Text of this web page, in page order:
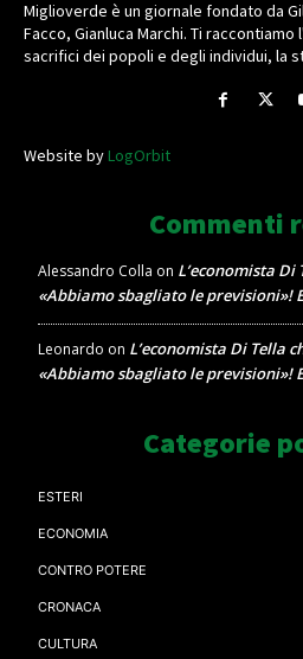
Miglioverde è un giornale fondato da
Facco, Gianluca Marchi. Ti
sacrifici dei popoli e degli individui, la
Website byLogOrbit
Commenti
Alessandro Colla on L’economista Di
«Abbiamo sbagliato le previsioni»!
Leonardo on L’economista Di Tella
«Abbiamo sbagliato le previsioni»!
Categorie
ESTERI
ECONOMIA
CONTRO POTERE
CRONACA
CULTURA